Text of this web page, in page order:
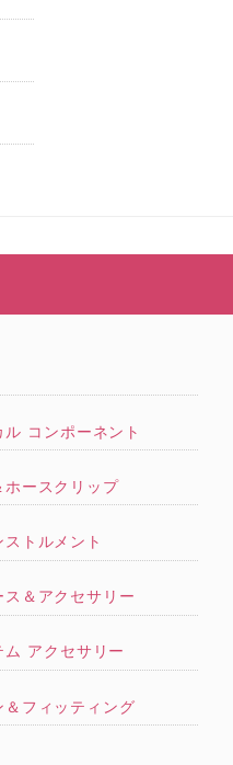
コンポーネント
ホースクリップ
トルメント
ス＆アクセサリー
ム アクセサリー
＆フィッティング